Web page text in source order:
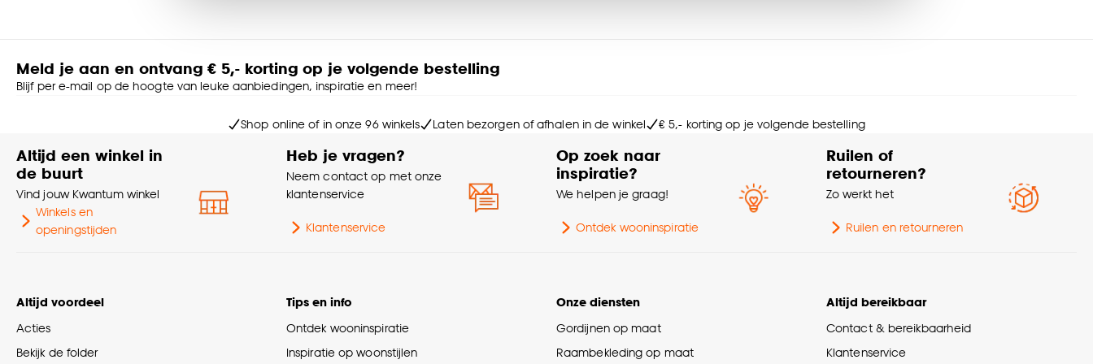
Breedte 7.6 CM
Stilstaand
Meld je aan en ontvang € 5,- korting op je volgende bestelling
Blijf per e-mail op de hoogte van leuke aanbiedingen, inspiratie en meer!
Shop online of in onze 96 winkels Laten bezorgen of afhalen in de winkel € 5,- korting op je volgende bestelling
Altijd een winkel in
de buurt
Vind jouw Kwantum winkel
Winkels en
openingstijden
Heb je vragen?
Neem contact op met onze
klantenservice
Klantenservice
Op zoek naar
inspiratie?
We helpen je graag!
Ontdek wooninspiratie
Ruilen of
retourneren?
Zo werkt het
Ruilen en retourneren
Altijd voordeel
Acties
Bekijk de folder
Tips en info
Ontdek wooninspiratie
Inspiratie op woonstijlen
Onze diensten
Gordijnen op maat
Raambekleding op maat
Altijd bereikbaar
Contact & bereikbaarheid
Klantenservice